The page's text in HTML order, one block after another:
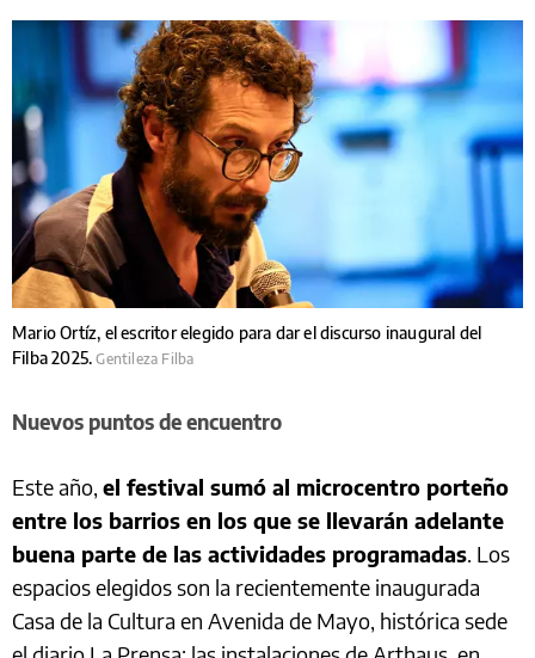
Mario Ortíz, el escritor elegido para dar el discurso inaugural del
Filba 2025.Gentileza Filba
Nuevos puntos de encuentro
Este año, el festival sumó al microcentro porteño
entre los barrios en los que se llevarán adelante
buena parte de las actividades programadas. Los
espacios elegidos son la recientemente inaugurada
Casa de la Cultura en Avenida de Mayo, histórica sede